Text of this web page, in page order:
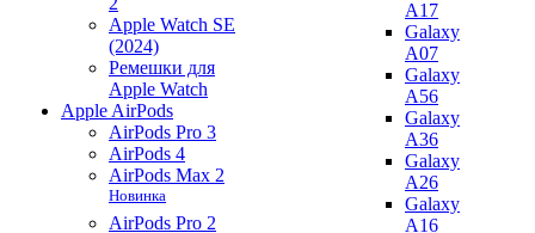
Apple Watch SE
(2024)
Ремешки для
Apple Watch
Apple AirPods
AirPods Pro 3
AirPods 4
AirPods Max 2
Новинка
AirPods Pro 2
A17
Galaxy
A07
Galaxy
A56
Galaxy
A36
Galaxy
A26
Galaxy
A16